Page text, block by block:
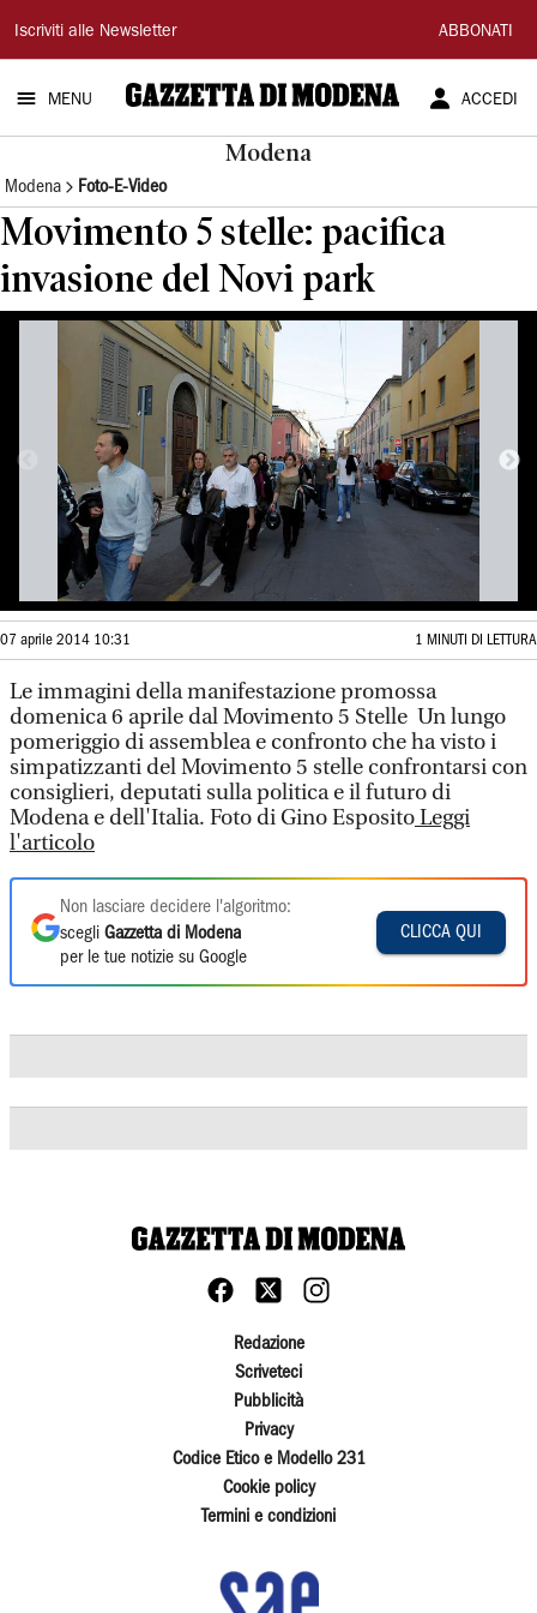
Gazzetta
di
Modena
Iscriviti alle Newsletter ABBONATI
MENU ACCEDI
Modena
Modena Foto-E-Video
Movimento 5 stelle: pacifica
invasione del Novi park
07 aprile 2014 10:31 1 MINUTI DI LETTURA
Le immagini della manifestazione promossa
domenica 6 aprile dal Movimento 5 Stelle Un lungo
pomeriggio di assemblea e confronto che ha visto i
simpatizzanti del Movimento 5 stelle confrontarsi con
consiglieri, deputati sulla politica e il futuro di
Modena e dell'Italia. Foto di Gino EspositoLeggi
l'articolo
Non lasciare decidere l'algoritmo:
scegli Gazzetta di Modena
per le tue notizie su Google
CLICCA QUI
Redazione
Scriveteci
Pubblicità
Privacy
Codice Etico e Modello 231
Cookie policy
Termini e condizioni